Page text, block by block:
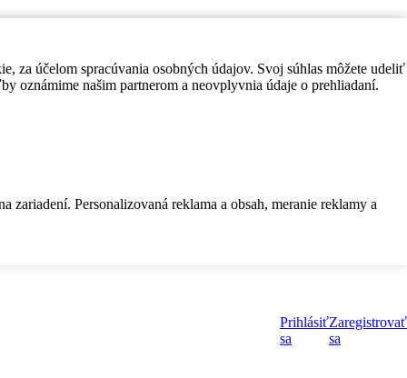
za účelom spracúvania osobných údajov. Svoj súhlas môžete udeliť
oznámime našim partnerom a neovplyvnia údaje o prehliadaní.
Personalizovaná reklama a obsah, meranie reklamy a
Prihlásiť
sa
Zaregistrovať
sa